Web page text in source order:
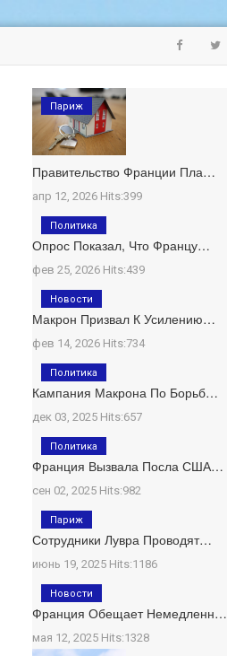
Правительство Франции Пла…
апр 12, 2026 Hits:399
Париж
Опрос Показал, Что Францу…
фев 25, 2026 Hits:439
Политика
Макрон Призвал К Усилению…
фев 14, 2026 Hits:734
Новости
Кампания Макрона По Борьб…
дек 03, 2025 Hits:657
Политика
Франция Вызвала Посла США…
сен 02, 2025 Hits:982
Политика
Сотрудники Лувра Проводят…
июнь 19, 2025 Hits:1186
Париж
Франция Обещает Немедленн…
мая 12, 2025 Hits:1328
Новости